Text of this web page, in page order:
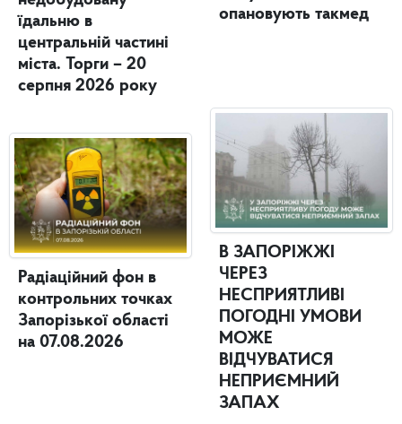
їдальню в
центральній частині
міста. Торги – 20
серпня 2026 року
Радіаційний фон в
контрольних точках
Запорізької області
на 07.08.2026
опановують такмед
В ЗАПОРІЖЖІ
ЧЕРЕЗ
НЕСПРИЯТЛИВІ
ПОГОДНІ УМОВИ
МОЖЕ
ВІДЧУВАТИСЯ
НЕПРИЄМНИЙ
ЗАПАХ